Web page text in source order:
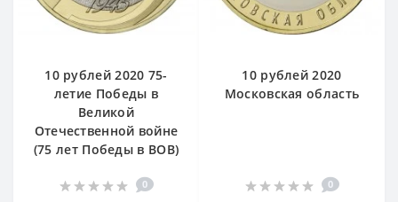
10 рублей 2020 75-
летие Победы в
Великой
Отечественной войне
(75 лет Победы в ВОВ)
0
10 рублей 2020
Московская область
0